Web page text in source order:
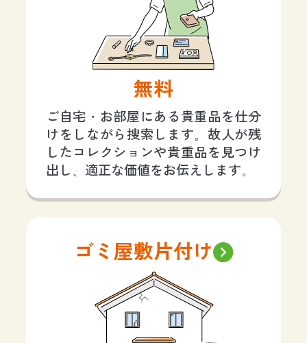
無料
ご自宅・お部屋にある貴重品を仕分
けをしながら捜索します。故人が残
したコレクションや貴重品を見つけ
出し、適正な価値をお伝えします。
ゴミ屋敷片付け